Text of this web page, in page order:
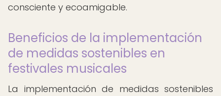
consciente y ecoamigable.
Beneficios de la implementación
de medidas sostenibles en
festivales musicales
La implementación de medidas sostenibles